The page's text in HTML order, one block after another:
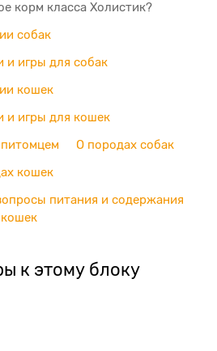
корм класса Холистик?
собак
и игры для собак
кошек
и игры для кошек
О породах собак
кошек
питания и содержания
к этому блоку